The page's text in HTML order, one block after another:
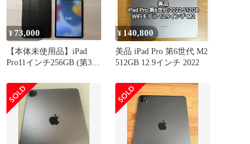
¥73,000
【本体未使用品】iPad
Pro11インチ256GB (第3世
¥ 140,800
美品 iPad Pro 第6世代 M2
512GB 12.9インチ 2022